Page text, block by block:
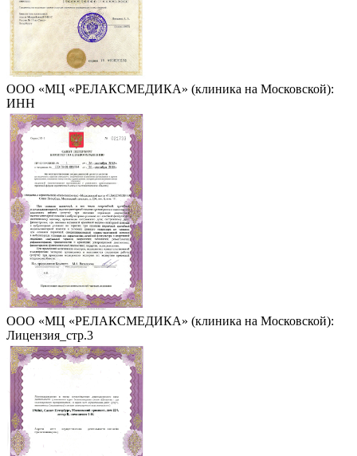
ООО «МЦ «РЕЛАКСМЕДИКА» (клиника на Московской):
ИНН
ООО «МЦ «РЕЛАКСМЕДИКА» (клиника на Московской):
Лицензия_стр.3